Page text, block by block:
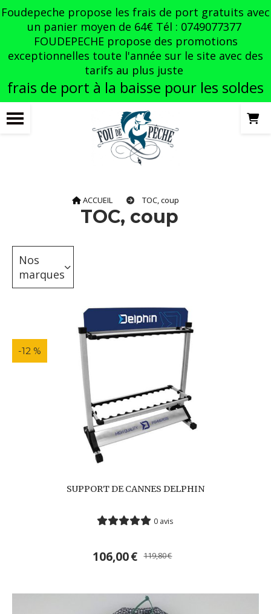
Foudepeche propose les frais de port gratuits avec
un panier moyen de 64€ Tél : 0749077377
FOUDEPECHE propose des promotions
exceptionnelles toute l'année sur le site avec des
tarifs au plus juste
frais de port à la baisse pour les soldes
ACCUEIL TOC, coup
TOC, coup
Nos
marques
-12 %
SUPPORT DE CANNES DELPHIN
0 avis
106,00€ 119,80€